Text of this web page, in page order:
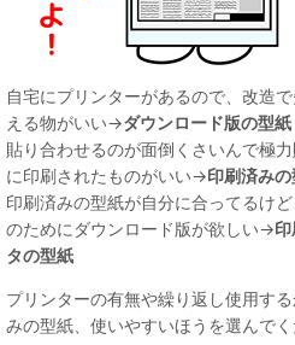
自宅にプリンターがあるので、改造
える物がいい→ダウンロード版の型紙
貼り合わせるのが面倒くさいんで極
に印刷されたものがいい→印刷済み
印刷済みの型紙が自分に合ってるけ
のためにダウンロード版が欲しい→
タの型紙
プリンターの有無や繰り返し使用す
みの型紙、使いやすいほうを選んでく